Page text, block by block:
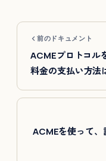
前のドキュメント
ACMEプロトコル
料金の支払い方法
ACMEを使って